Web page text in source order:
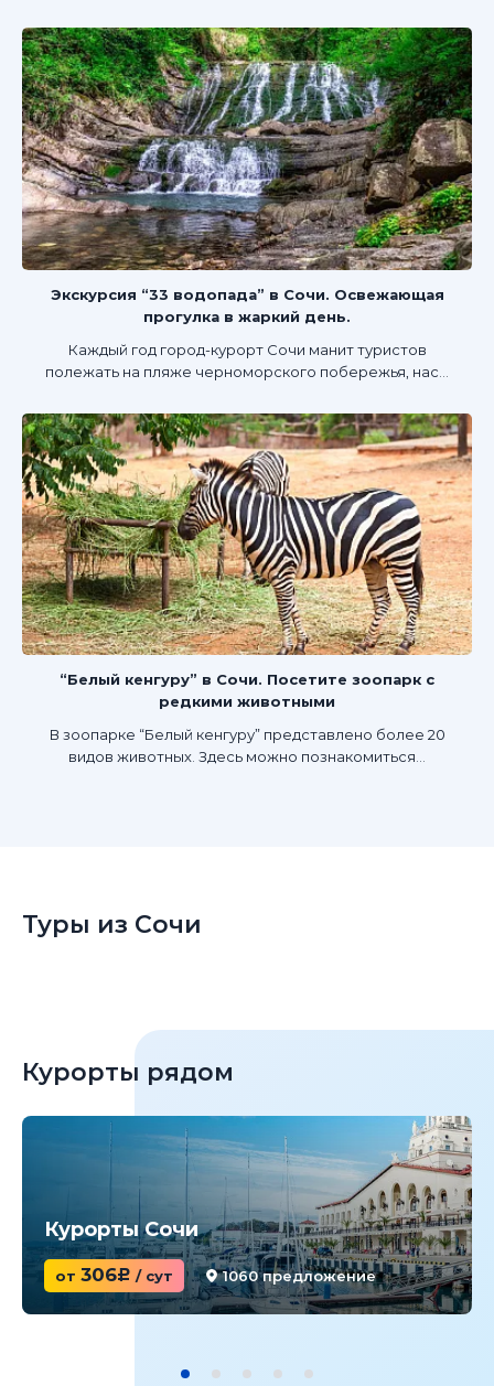
Экскурсия “33 водопада” в Сочи. Освежающая
прогулка в жаркий день.
Каждый год город-курорт Сочи манит туристов
полежать на пляже черноморского побережья, нас...
“Белый кенгуру” в Сочи. Посетите зоопарк с
редкими животными
В зоопарке “Белый кенгуру” представлено более 20
видов животных. Здесь можно познакомиться...
Туры из Сочи
Курорты рядом
Курорты Сочи
от 306c / сут 1060 предложение